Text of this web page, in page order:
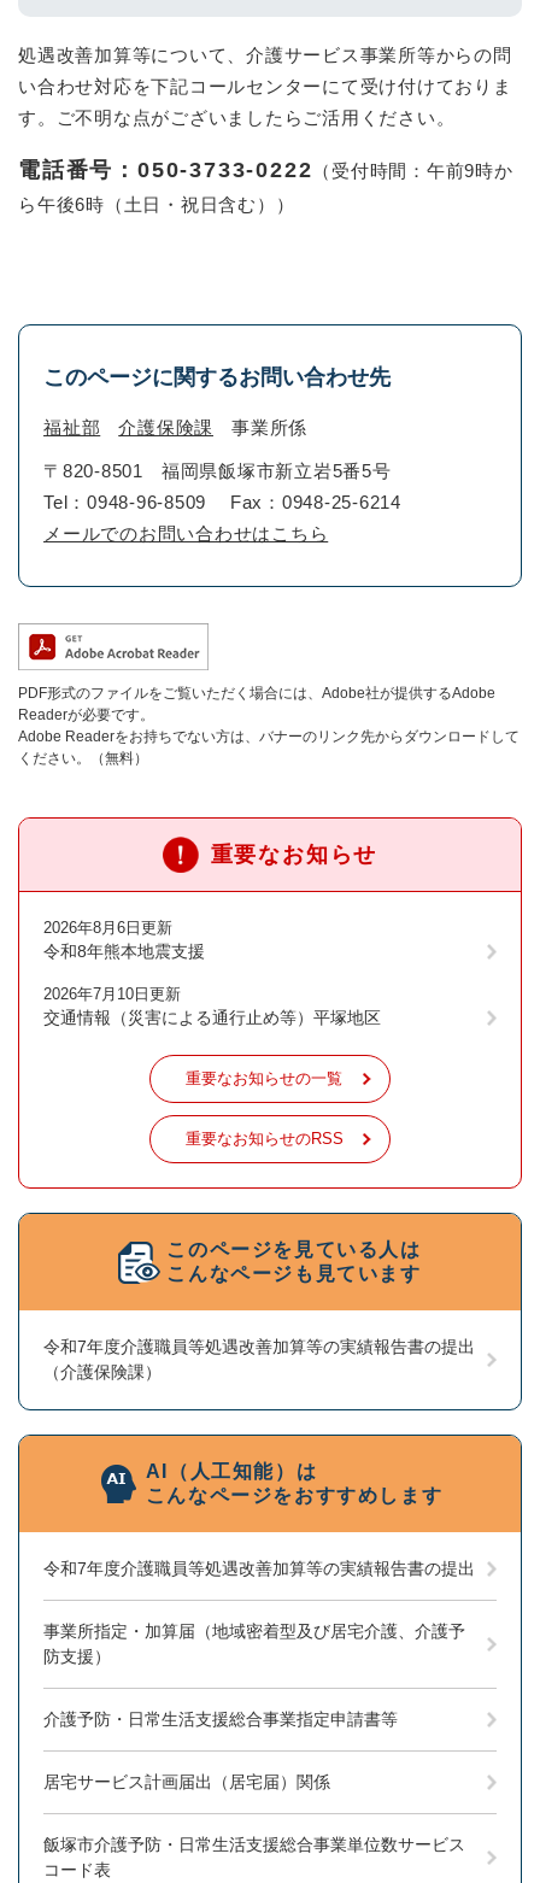
処遇改善加算等について、介護サービス事業所等からの問
い合わせ対応を下記コールセンターにて受け付けておりま
す。ご不明な点がございましたらご活用ください。
電話番号：050-3733-0222 （受付時間：午前9時か
ら午後6時（土日・祝日含む））
このページに関するお問い合わせ先
福祉部 介護保険課 事業所係
〒820-8501
福岡県飯塚市新立岩5番5号
Tel：0948-96-8509
Fax：0948-25-6214
メールでのお問い合わせはこちら
PDF形式のファイルをご覧いただく場合には、Adobe社が提供するAdobe
Readerが必要です。
Adobe Readerをお持ちでない方は、バナーのリンク先からダウンロードして
ください。（無料）
重要なお知らせ
2026年8月6日更新
令和8年熊本地震支援
2026年7月10日更新
交通情報（災害による通行止め等）平塚地区
重要なお知らせの一覧
重要なお知らせのRSS
このページを見ている人は
こんなページも見ています
令和7年度介護職員等処遇改善加算等の実績報告書の提出
（介護保険課）
AI（人工知能）は
こんなページをおすすめします
令和7年度介護職員等処遇改善加算等の実績報告書の提出
事業所指定・加算届（地域密着型及び居宅介護、介護予
防支援）
介護予防・日常生活支援総合事業指定申請書等
居宅サービス計画届出（居宅届）関係
飯塚市介護予防・日常生活支援総合事業単位数サービス
コード表